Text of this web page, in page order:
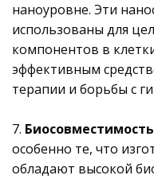
наноуровне. Эти
использованы для
компонентов в
эффективным
терапии и борьбы с
7.
особенно те, что
обладают высокой